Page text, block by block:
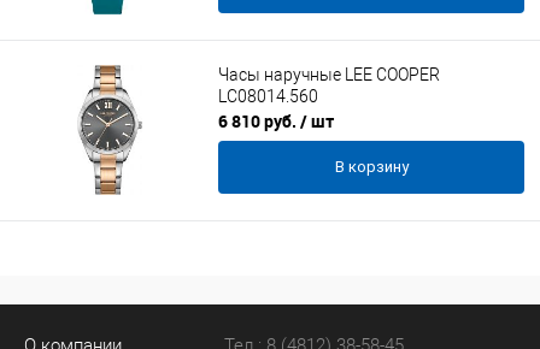
Часы наручные LEE COOPER
LC08014.560
6 810 руб. / шт
В корзину